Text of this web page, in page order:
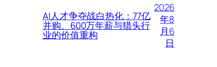
AI人才争夺战白热化：77亿
并购、600万年薪与猎头行
业的价值重构
2026
年8
月6
日